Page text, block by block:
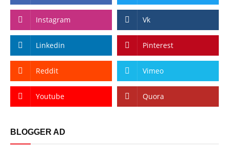
Instagram Vk
Linkedin Pinterest
Reddit Vimeo
Youtube Quora
BLOGGER AD